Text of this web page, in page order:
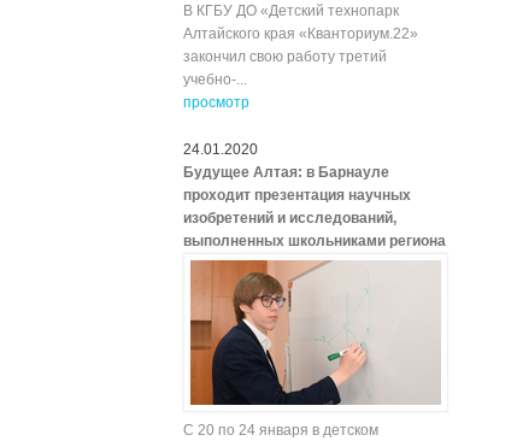
В КГБУ ДО «Детский технопарк
Алтайского края «Кванториум.22»
закончил свою работу третий
учебно-...
просмотр
24.01.2020
Будущее Алтая: в Барнауле
проходит презентация научных
изобретений и исследований,
выполненных школьниками региона
С 20 по 24 января в детском